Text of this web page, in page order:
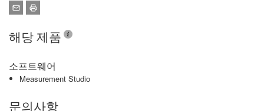
해당 제품
소프트웨어
Measurement Studio
문의사항